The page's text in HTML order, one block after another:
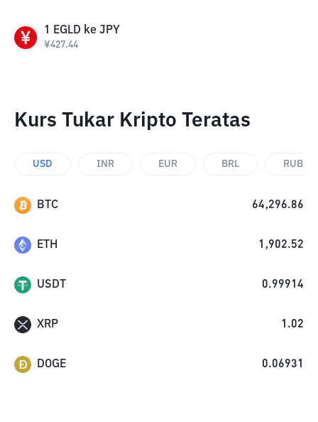
1 EGLD ke JPY
¥427.44
Kurs Tukar Kripto Teratas
USD INR EUR BRL RUB
BTC 64,296.86
ETH 1,902.52
USDT 0.99914
XRP 1.02
DOGE 0.06931